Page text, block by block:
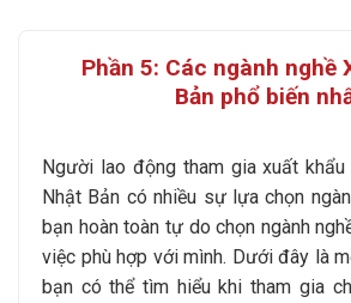
Phần 5: Các ngành nghề
Bản phổ biến
Người lao động tham gia xuất
Nhật Bản có nhiều sự lựa chọn
bạn hoàn toàn tự do chọn ngành
việc phù hợp với mình. Dưới đây là
bạn có thể tìm hiểu khi tham gia